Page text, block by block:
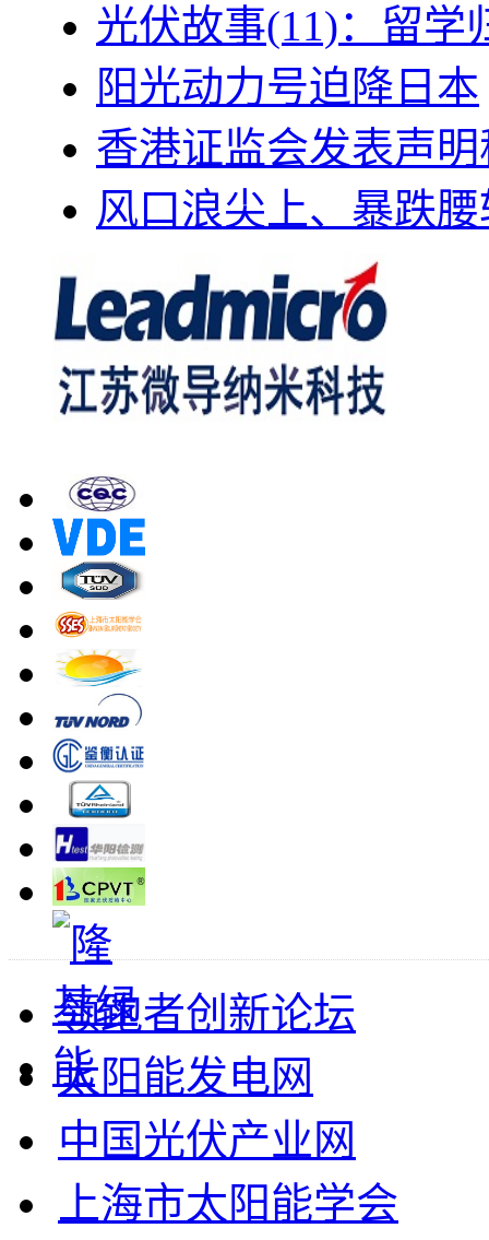
光伏故事(11)：留学
阳光动力号迫降日本
香港证监会发表声
风口浪尖上、暴跌
领跑者创新论坛
太阳能发电网
中国光伏产业网
上海市太阳能学会